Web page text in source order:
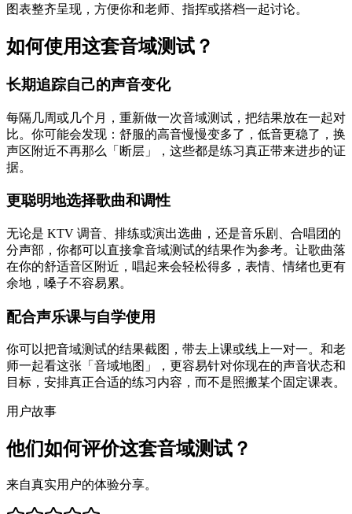
图表整齐呈现，方便你和老师、指挥或搭档一起讨论。
如何使用这套音域测试？
长期追踪自己的声音变化
每隔几周或几个月，重新做一次音域测试，把结果放在一起对
比。你可能会发现：舒服的高音慢慢变多了，低音更稳了，换
声区附近不再那么「断层」，这些都是练习真正带来进步的证
据。
更聪明地选择歌曲和调性
无论是 KTV 调音、排练或演出选曲，还是音乐剧、合唱团的
分声部，你都可以直接拿音域测试的结果作为参考。让歌曲落
在你的舒适音区附近，唱起来会轻松得多，表情、情绪也更有
余地，嗓子不容易累。
配合声乐课与自学使用
你可以把音域测试的结果截图，带去上课或线上一对一。和老
师一起看这张「音域地图」，更容易针对你现在的声音状态和
目标，安排真正合适的练习内容，而不是照搬某个固定课表。
用户故事
他们如何评价这套音域测试？
来自真实用户的体验分享。